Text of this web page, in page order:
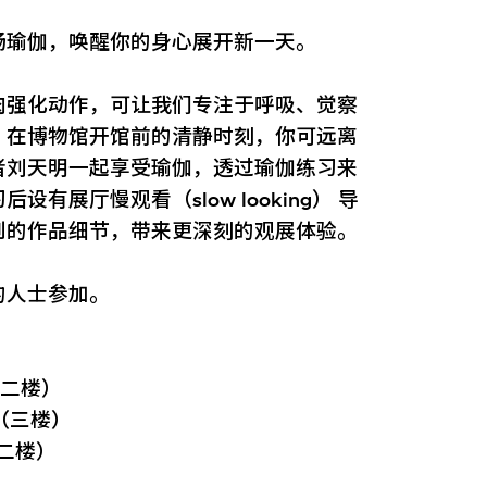
伽，唤醒你的身心展开新一天。
化动作，可让我们专注于呼吸、觉察
博物馆开馆前的清静时刻，你可远离
天明一起享受瑜伽，透过瑜伽练习来
设有展厅慢观看（slow looking） 导
作品细节，带来更深刻的观展体验。
士参加。
楼）
楼）
）